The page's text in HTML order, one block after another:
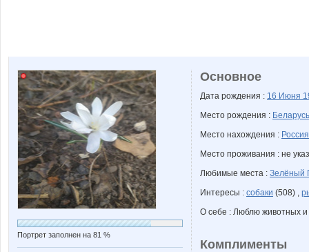
Портрет заполнен на 81 %
Основное
Дата рождения : 16 Июня
Место рождения : Беларусь
Место нахождения : Россия
Место проживания : не
Любимые места : Зелёный
Интересы : собаки (508) ,
О себе : Люблю животных и
Комплименты